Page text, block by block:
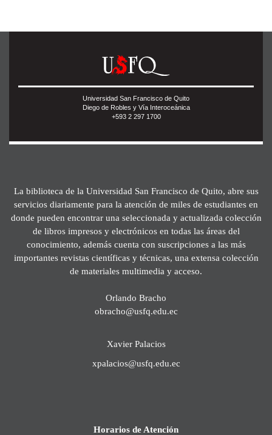
Universidad San Francisco de Quito
Diego de Robles y Vía Interoceánica
+593 2 297 1700
La biblioteca de la Universidad San Francisco de Quito, abre sus
servicios diariamente para la atención de miles de estudiantes en
donde pueden encontrar una seleccionada y actualizada colección
de libros impresos y electrónicos en todas las áreas del
conocimiento, además cuenta con suscripciones a las más
importantes revistas científicas y técnicas, una extensa colección
de materiales multimedia y acceso.
Orlando Bracho
obracho@usfq.edu.ec
Xavier Palacios
xpalacios@usfq.edu.ec
Horarios de Atención